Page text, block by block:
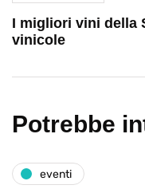
I migliori vini della
vinicole
Potrebbe
eventi